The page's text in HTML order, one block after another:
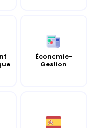
Économie-
Gestion